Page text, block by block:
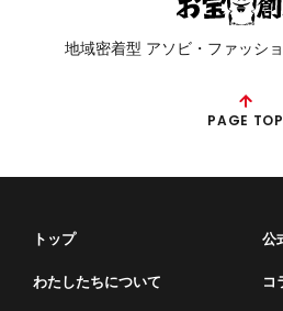
地域密着型 アソビ・ファッシ
PAGE TOP
トップ
わたしたちについて
公
コ